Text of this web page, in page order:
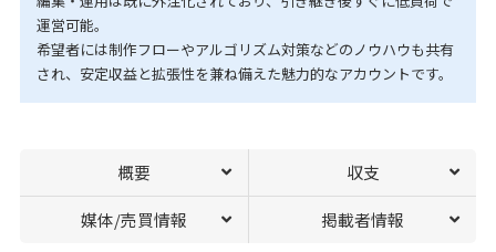
運営可能。
希望者には制作フローやアルゴリズム対策などのノウハウも共有
され、安定収益と拡張性を兼ね備えた魅力的なアカウントです。
概要 収支
媒体/売買情報 掲載者情報